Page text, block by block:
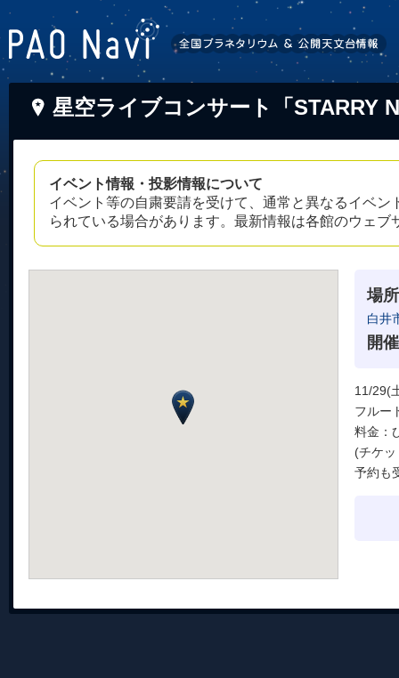
星空ライブコンサート「STARRY
イベント情報・投影情報について
イベント等の自粛要請を受けて、通常と異なるイベ
られている場合があります。最新情報は各館のウェ
場所
白井
開
11/29(
フルー
料金：
(チケ
予約も